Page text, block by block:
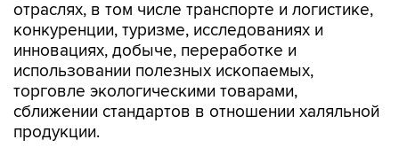
отраслях, в том числе транспорте и логистике,
конкуренции, туризме, исследованиях и
инновациях, добыче, переработке и
использовании полезных ископаемых,
торговле экологическими товарами,
сближении стандартов в отношении халяльной
продукции.